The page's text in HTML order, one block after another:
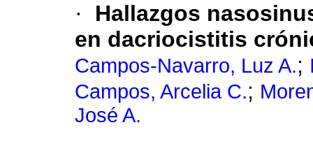
·
Hallazgos
en dacriocistitis
Campos-Navarro, Luz A.;
Campos, Arcelia C.;
José A.